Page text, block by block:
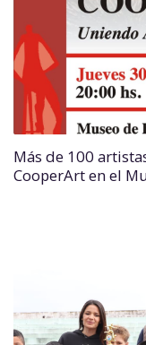
Más de 100
CooperArt en el